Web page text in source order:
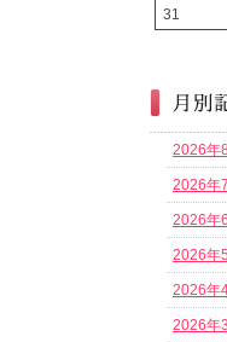
31
2026年
2026年
2026年
2026年
2026年
2026年